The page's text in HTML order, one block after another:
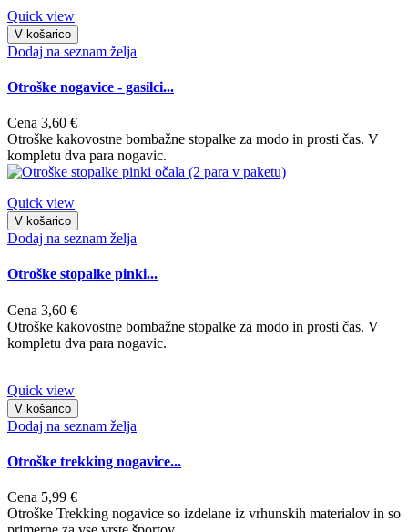
Quick view
V košarico
Dodaj na seznam želja
Otroške nogavice - gasilci...
Cena 3,60 €
Otroške kakovostne bombažne stopalke za modo in prosti čas. V
kompletu dva para nogavic.
Quick view
V košarico
Dodaj na seznam želja
Otroške stopalke pinki...
Cena 3,60 €
Otroške kakovostne bombažne stopalke za modo in prosti čas. V
kompletu dva para nogavic.
Quick view
V košarico
Dodaj na seznam želja
Otroške trekking nogavice...
Cena 5,99 €
Otroške Trekking nogavice so izdelane iz vrhunskih materialov in so